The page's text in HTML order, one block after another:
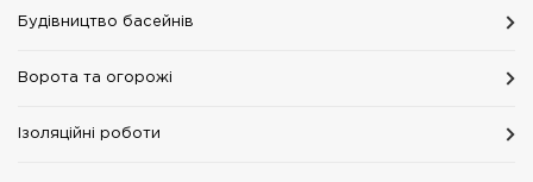
Будівництво басейнів
Ворота та огорожі
Ізоляційні роботи